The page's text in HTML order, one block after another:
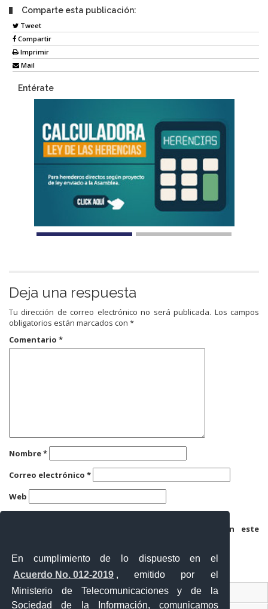
En cumplimiento de lo dispuesto en el
Acuerdo No. 012-2019 , emitido por el
Ministerio de Telecomunicaciones y de la
Sociedad de la Información, comunicamos
Comparte esta publicación:
Tweet
Compartir
Imprimir
Mail
Entérate
Deja una respuesta
Tu dirección de correo electrónico no será publicada. Los campos
obligatorios están marcados con *
Comentario *
Nombre*
Correo electrónico *
Web
Guarda mi nombre, correo electrónico y web en este
Ventanilla Única Virtual